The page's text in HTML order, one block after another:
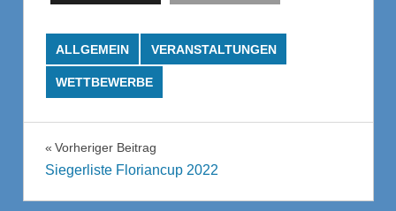
ALLGEMEIN VERANSTALTUNGEN
WETTBEWERBE
Beitragsnavigation
Vorheriger Beitrag
Siegerliste Floriancup 2022